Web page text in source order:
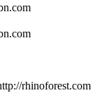
rhinoforest.com